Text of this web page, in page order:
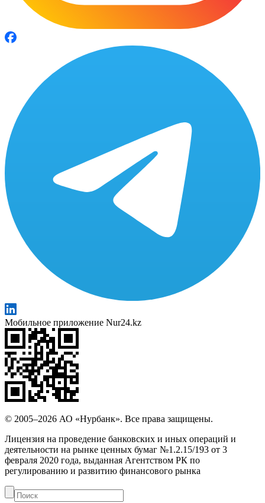
Мобильное приложение Nur24.kz
© 2005–2026 АО «Нурбанк». Все права защищены.
Лицензия на проведение банковских и иных операций и
деятельности на рынке ценных бумаг №1.2.15/193 от 3
февраля 2020 года, выданная Агентством РК по
регулированию и развитию финансового рынка